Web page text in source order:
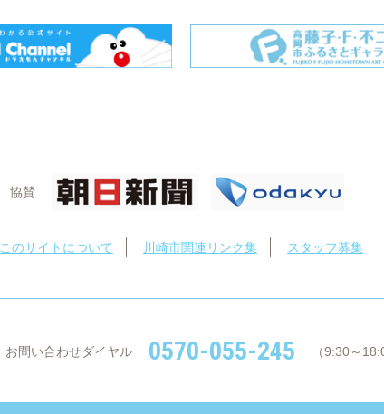
協賛
このサイトについて 川崎市関連リンク集 スタッフ募集
お問い合わせダイヤル 0570-055-245 （9:30～